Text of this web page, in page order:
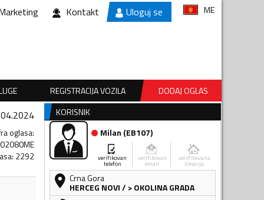
Kontakt Uloguj se ME
REGISTRACIJA VOZILA DODAJ OGLAS
oglasa:
: 2292
KORISNIK
Milan (EB107)
verifikovan
telefon
verifikovan
email
verifikovana
lokacija
Crna Gora
HERCEG NOVI/ > OKOLINA GRADA